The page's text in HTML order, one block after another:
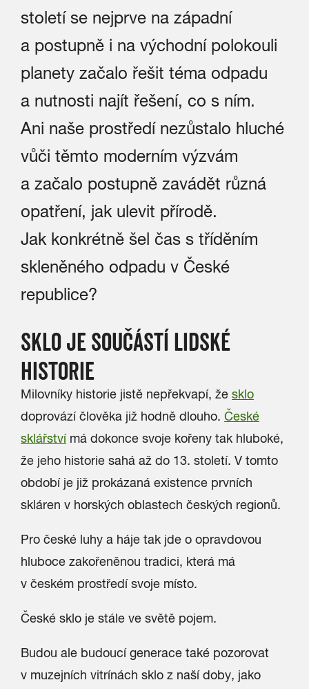
století se nejprve na západní
a postupně i na východní polokouli
planety začalo řešit téma odpadu
a nutnosti najít řešení, co s ním.
Ani naše prostředí nezůstalo hluché
vůči těmto moderním výzvám
a začalo postupně zavádět různá
opatření, jak ulevit přírodě.
Jak konkrétně šel čas s tříděním
skleněného odpadu v České
republice?
SKLO JE SOUČÁSTÍ LIDSKÉ
HISTORIE
Milovníky historie jistě nepřekvapí, že sklo
doprovází člověka již hodně dlouho. České
sklářství má dokonce svoje kořeny tak hluboké,
že jeho historie sahá až do 13. století. V tomto
období je již prokázaná existence prvních
skláren v horských oblastech českých regionů.
Pro české luhy a háje tak jde o opravdovou
hluboce zakořeněnou tradici, která má
v českém prostředí svoje místo.
České sklo je stále ve světě pojem.
Budou ale budoucí generace také pozorovat
v muzejních vitrínách sklo z naší doby, jako